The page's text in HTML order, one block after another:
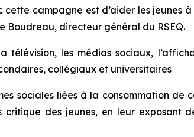
campagne est d’aider les jeunes à
Boudreau, directeur général du RSEQ.
télévision, les médias sociaux,
collégiaux et universitaires
sociales liées à la consommation de
critique des jeunes, en leur exposant